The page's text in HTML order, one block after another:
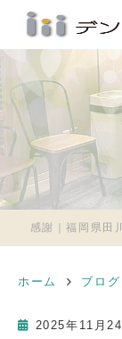
感謝｜福岡県田
ホーム ブログ
2025年11月24